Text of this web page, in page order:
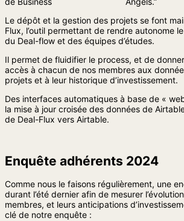
Le dépôt et la gestion des projets se font
Flux, l’outil permettant de rendre autonome
du Deal-flow et des équipes d’études.
Il permet de fluidifier le process, et de
accès à chacun de nos membres aux
projets et à leur historique d’investissement.
Des interfaces automatiques à base de «
la mise à jour croisée des données de
de Deal-Flux vers Airtable.
Enquête adhérents 2024
Comme nous le faisons régulièrement, une
durant l’été dernier afin de mesurer
membres, et leurs anticipations
clé de notre enquête :